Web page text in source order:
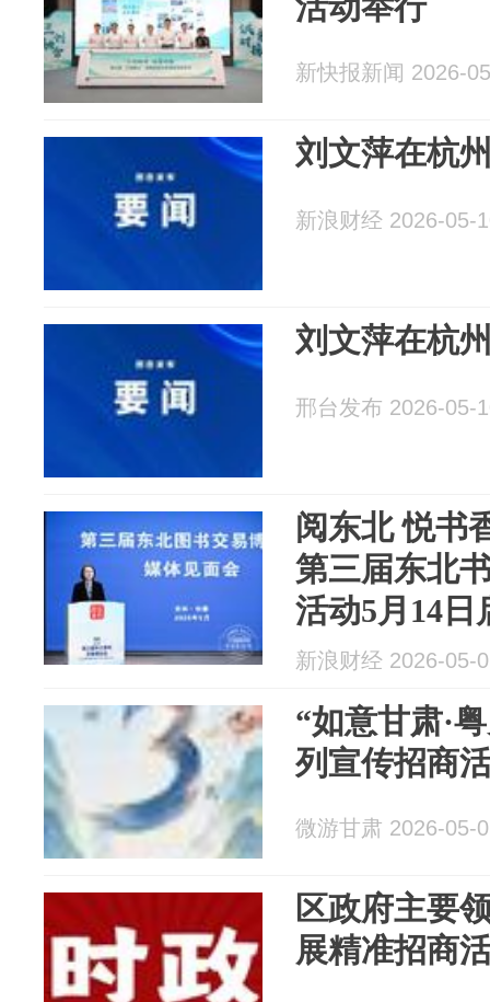
新快报新闻 2026-
刘文萍在杭
新浪财经 2026-05-
刘文萍在杭
邢台发布 2026-05-
阅东北 悦书
第三届东北
活动5月14日
新浪财经 2026-05-
“如意甘肃·
列宣传招商
微游甘肃 2026-05-
区政府主要
展精准招商